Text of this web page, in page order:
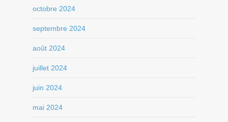
octobre 2024
septembre 2024
août 2024
juillet 2024
juin 2024
mai 2024